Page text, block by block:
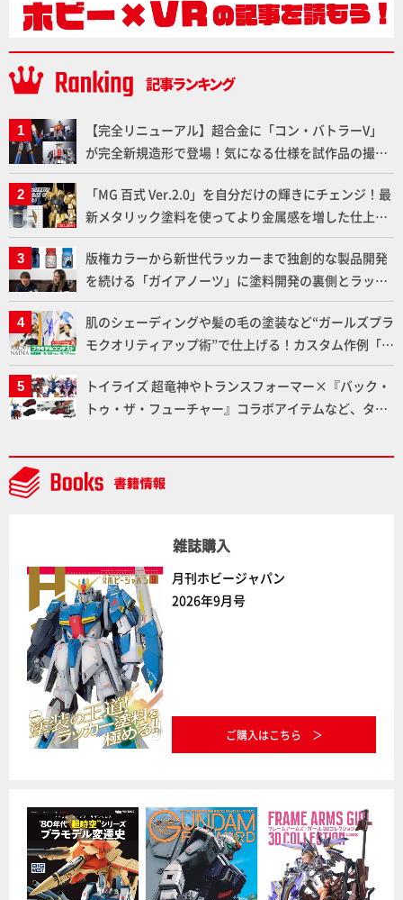
【完全リニューアル】超合金に「コン・バトラーV」
が完全新規造形で登場！気になる仕様を試作品の撮り
下ろしでご紹介!!さらに「大鉄人17」＆「ワンエイ
ト」セット情報もお届け！【超合金の魂】
「MG 百式 Ver.2.0」を自分だけの輝きにチェンジ！最
新メタリック塗料を使ってより金属感を増した仕上が
りに!!【試し読み】
版権カラーから新世代ラッカーまで独創的な製品開発
を続ける「ガイアノーツ」に塗料開発の裏側とラッカ
ー塗料の未来についてインタビュー！
肌のシェーディングや髪の毛の塗装など“ガールズプラ
モクオリティアップ術”で仕上げる！カスタム作例「白
騎士ソフィエラ」が完成！【「アルカナディアプラモ
デルコンテスト」～8月17日（月）11:59まで応募受付
中】
トイライズ 超竜神やトランスフォーマー×『バック・
トゥ・ザ・フューチャー』コラボアイテムなど、タカ
NEWITEM】
雑誌購入
月刊ホビージャパン
2026年9月号
ご購入はこちら